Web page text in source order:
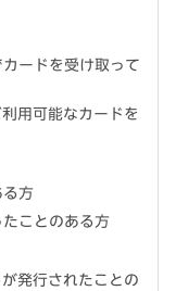
ードを受け取って
用可能なカードを
る方
ことのある方
発行されたことの